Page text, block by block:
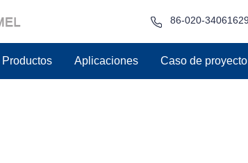
86-020-34061629
Productos Aplicaciones Caso de proyecto